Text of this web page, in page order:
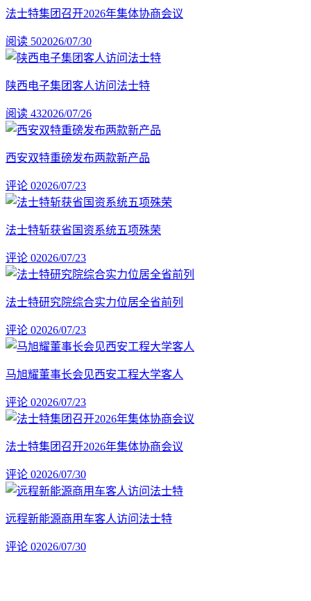
法士特集团召开2026年集体协商会议
阅读 502026/07/30
陕西电子集团客人访问法士特
阅读 432026/07/26
西安双特重磅发布两款新产品
评论 02026/07/23
法士特斩获省国资系统五项殊荣
评论 02026/07/23
法士特研究院综合实力位居全省前列
评论 02026/07/23
马旭耀董事长会见西安工程大学客人
评论 02026/07/23
法士特集团召开2026年集体协商会议
评论 02026/07/30
远程新能源商用车客人访问法士特
评论 02026/07/30